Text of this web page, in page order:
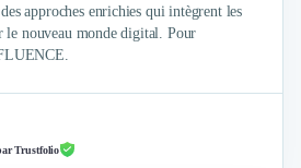
approches enrichies qui intègrent les
le nouveau monde digital. Pour
Trustfolio